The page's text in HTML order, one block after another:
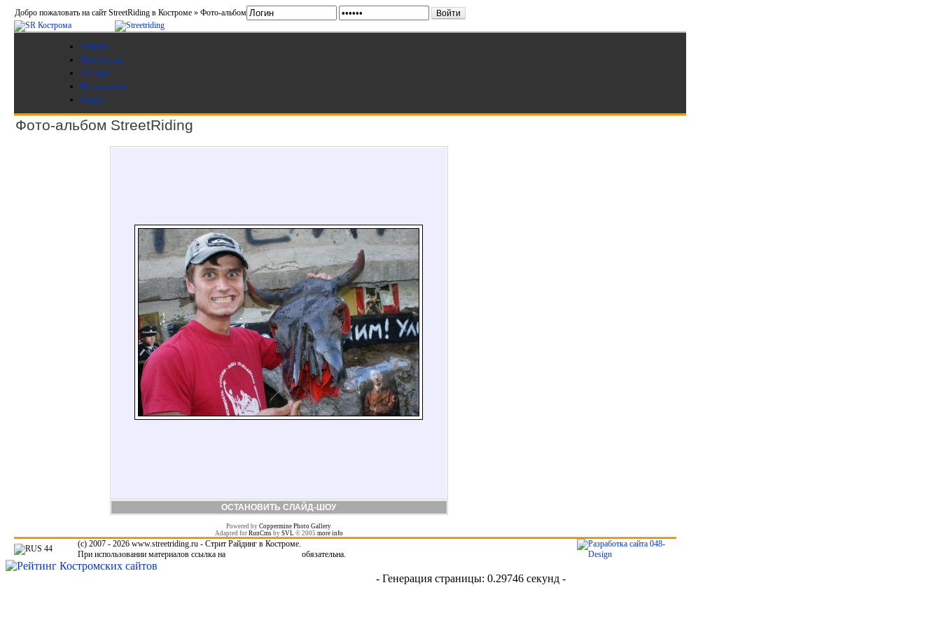
Добро пожаловать на сайт StreetRiding в Костроме » Фото-альбом
Главная
Мой бункер
SR игры
Фото-альбом
Форум
Фото-альбом StreetRiding
ОСТАНОВИТЬ СЛАЙД-ШОУ
Powered by Coppermine Photo Gallery
Adapted for RunCmsby SVL © 2005 more info
(c) 2007 - 2026 www.streetriding.ru - Стрит Райдинг в Костроме.
При использовании материалов ссылка на
обязательна.
- Генерация страницы: 0.29746 секунд -